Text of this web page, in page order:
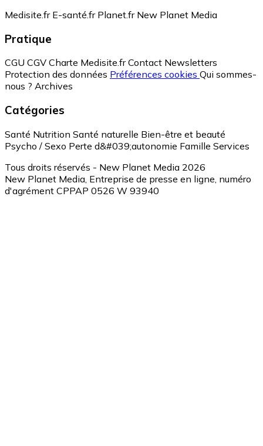
Medisite.fr E-santé.fr Planet.fr New Planet Media
Pratique
CGU CGV Charte Medisite.fr Contact Newsletters
Protection des données Préférences cookies Qui sommes-
nous ? Archives
Catégories
Santé Nutrition Santé naturelle Bien-être et beauté
Psycho / Sexo Perte d&#039;autonomie Famille Services
Tous droits réservés - New Planet Media 2026
New Planet Media, Entreprise de presse en ligne, numéro
d'agrément CPPAP 0526 W 93940